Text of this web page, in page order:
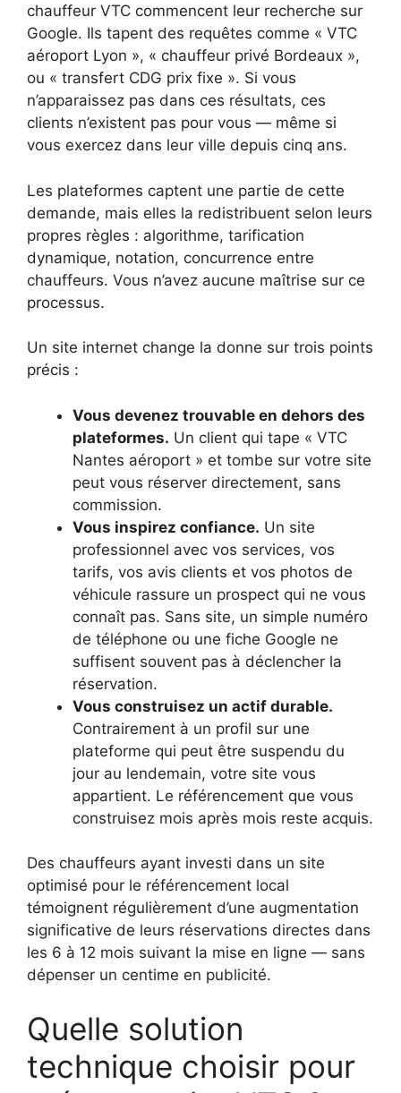
chauffeur VTC commencent leur recherche sur
Google. Ils tapent des requêtes comme « VTC
aéroport Lyon », « chauffeur privé Bordeaux »,
ou « transfert CDG prix fixe ». Si vous
n’apparaissez pas dans ces résultats, ces
clients n’existent pas pour vous — même si
vous exercez dans leur ville depuis cinq ans.
Les plateformes captent une partie de cette
demande, mais elles la redistribuent selon leurs
propres règles : algorithme, tarification
dynamique, notation, concurrence entre
chauffeurs. Vous n’avez aucune maîtrise sur ce
processus.
Un site internet change la donne sur trois points
précis :
Vous devenez trouvable en dehors des
plateformes. Un client qui tape « VTC
Nantes aéroport » et tombe sur votre site
peut vous réserver directement, sans
commission.
Vous inspirez confiance. Un site
professionnel avec vos services, vos
tarifs, vos avis clients et vos photos de
véhicule rassure un prospect qui ne vous
connaît pas. Sans site, un simple numéro
de téléphone ou une fiche Google ne
suffisent souvent pas à déclencher la
réservation.
Vous construisez un actif durable.
Contrairement à un profil sur une
plateforme qui peut être suspendu du
jour au lendemain, votre site vous
appartient. Le référencement que vous
construisez mois après mois reste acquis.
Des chauffeurs ayant investi dans un site
optimisé pour le référencement local
témoignent régulièrement d’une augmentation
significative de leurs réservations directes dans
les 6 à 12 mois suivant la mise en ligne — sans
dépenser un centime en publicité.
Quelle solution
technique choisir pour